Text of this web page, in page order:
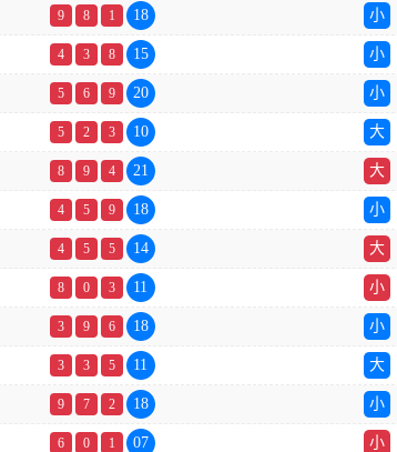
9 8 1 18 小
4 3 8 15 小
5 6 9 20 小
5 2 3 10 大
8 9 4 21 大
4 5 9 18 小
4 5 5 14 大
8 0 3 11 小
3 9 6 18 小
3 3 5 11 大
9 7 2 18 小
6 0 1 07 小